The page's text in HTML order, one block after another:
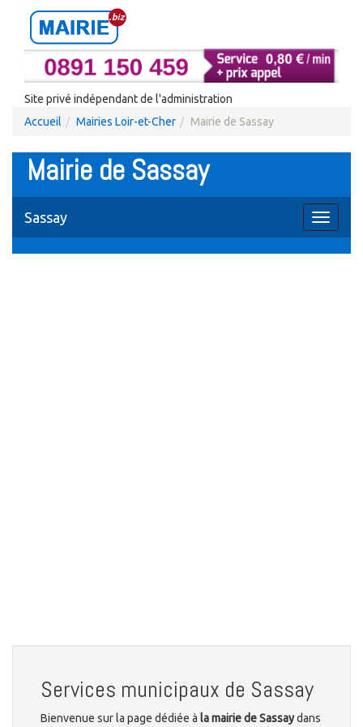
Site privé indépendant de l'administration
Accueil
Mairies Loir-et-Cher Mairie de Sassay
Mairie de Sassay
Toggle
Sassay
Services municipaux de Sassay
Bienvenue sur la page dédiée à la mairie de Sassaydans